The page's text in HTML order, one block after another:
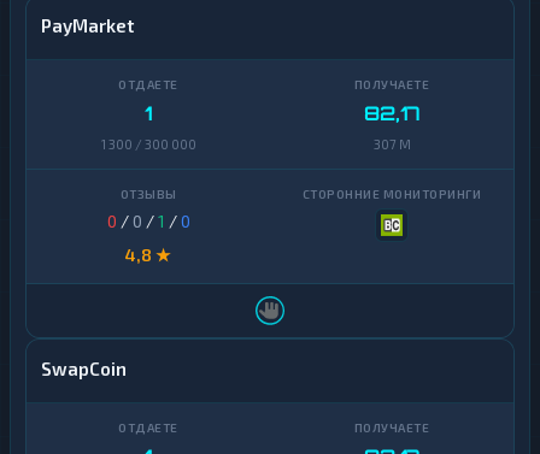
PayMarket
1
1 300 / 300 000
82,17
307 M
0 / 0 /1 /0
4,8 ★
SwapCoin